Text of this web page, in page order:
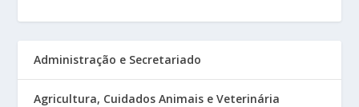
Administração e Secretariado
Agricultura, Cuidados Animais e Veterinária